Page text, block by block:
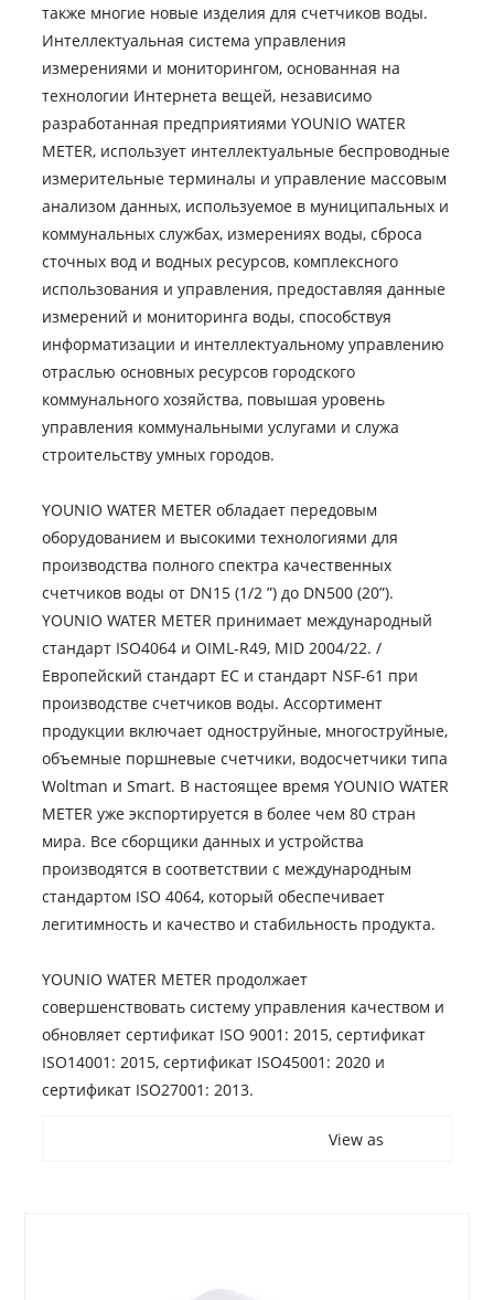
также многие новые изделия для счетчиков воды.
Интеллектуальная система управления
измерениями и мониторингом, основанная на
технологии Интернета вещей, независимо
разработанная предприятиями YOUNIO WATER
METER, использует интеллектуальные беспроводные
измерительные терминалы и управление массовым
анализом данных, используемое в муниципальных и
коммунальных службах, измерениях воды, сброса
сточных вод и водных ресурсов, комплексного
использования и управления, предоставляя данные
измерений и мониторинга воды, способствуя
информатизации и интеллектуальному управлению
отраслью основных ресурсов городского
коммунального хозяйства, повышая уровень
управления коммунальными услугами и служа
строительству умных городов.
YOUNIO WATER METER обладает передовым
оборудованием и высокими технологиями для
производства полного спектра качественных
счетчиков воды от DN15 (1/2 ”) до DN500 (20”).
YOUNIO WATER METER принимает международный
стандарт ISO4064 и OIML-R49, MID 2004/22. /
Европейский стандарт EC и стандарт NSF-61 при
производстве счетчиков воды. Ассортимент
продукции включает одноструйные, многоструйные,
объемные поршневые счетчики, водосчетчики типа
Woltman и Smart. В настоящее время YOUNIO WATER
METER уже экспортируется в более чем 80 стран
мира. Все сборщики данных и устройства
производятся в соответствии с международным
стандартом ISO 4064, который обеспечивает
легитимность и качество и стабильность продукта.
YOUNIO WATER METER продолжает
совершенствовать систему управления качеством и
обновляет сертификат ISO 9001: 2015, сертификат
ISO14001: 2015, сертификат ISO45001: 2020 и
сертификат ISO27001: 2013.
View as